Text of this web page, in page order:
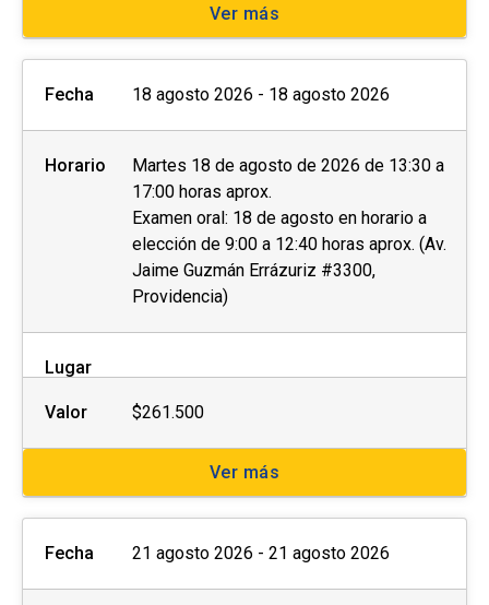
importante sobre el proceso de admisión y
matrícula.
Ver más
Fecha 18 agosto 2026 - 18 agosto 2026
Horario
Martes 18 de agosto de 2026 de 13:30 a
17:00 horas aprox.
Examen oral: 18 de agosto en horario a
elección de 9:00 a 12:40 horas aprox. (Av.
Jaime Guzmán Errázuriz #3300,
Providencia)
Lugar
Valor $261.500
Ver más
Fecha 21 agosto 2026 - 21 agosto 2026